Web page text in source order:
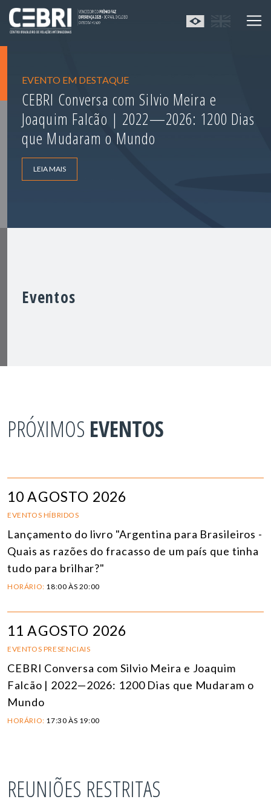
EVENTO EM DESTAQUE
CEBRI Conversa com Silvio Meira e
Joaquim Falcão | 2022—2026: 1200 Dias
que Mudaram o Mundo
LEIA MAIS
Eventos
PRÓXIMOS EVENTOS
10 AGOSTO 2026
EVENTOS HÍBRIDOS
Lançamento do livro "Argentina para Brasileiros -
Quais as razões do fracasso de um país que tinha
tudo para brilhar?"
HORÁRIO: 18:00 ÀS 20:00
11 AGOSTO 2026
EVENTOS PRESENCIAIS
CEBRI Conversa com Silvio Meira e Joaquim
Falcão | 2022—2026: 1200 Dias que Mudaram o
Mundo
HORÁRIO: 17:30 ÀS 19:00
REUNIÕES RESTRITAS